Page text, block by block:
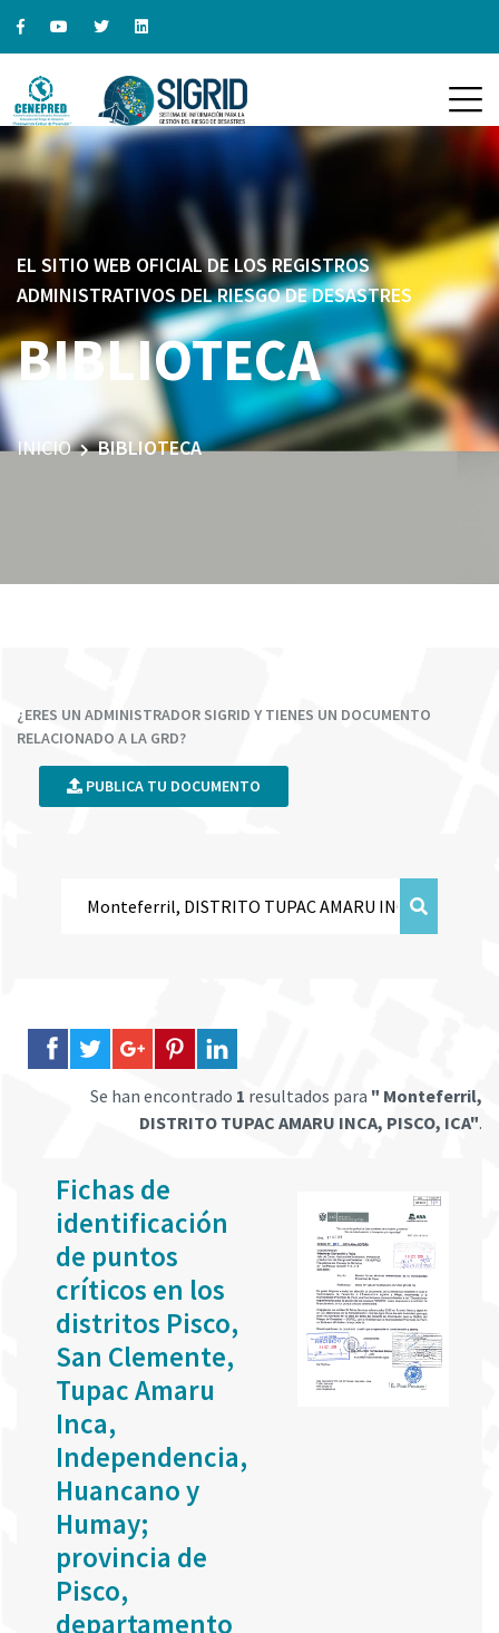
EL SITIO WEB OFICIAL DE LOS REGISTROS
ADMINISTRATIVOS DEL RIESGO DE DESASTRES
BIBLIOTECA
INICIO BIBLIOTECA
¿ERES UN ADMINISTRADOR SIGRID Y TIENES UN DOCUMENTO
RELACIONADO A LA GRD?
PUBLICA TU DOCUMENTO
Se han encontrado 1 resultados para " Monteferril,
DISTRITO TUPAC AMARU INCA, PISCO, ICA".
Fichas de
identificación
de puntos
críticos en los
distritos Pisco,
San Clemente,
Tupac Amaru
Inca,
Independencia,
Huancano y
Humay;
provincia de
Pisco,
departamento